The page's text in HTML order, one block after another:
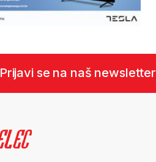
Prijavi se na naš newsletter